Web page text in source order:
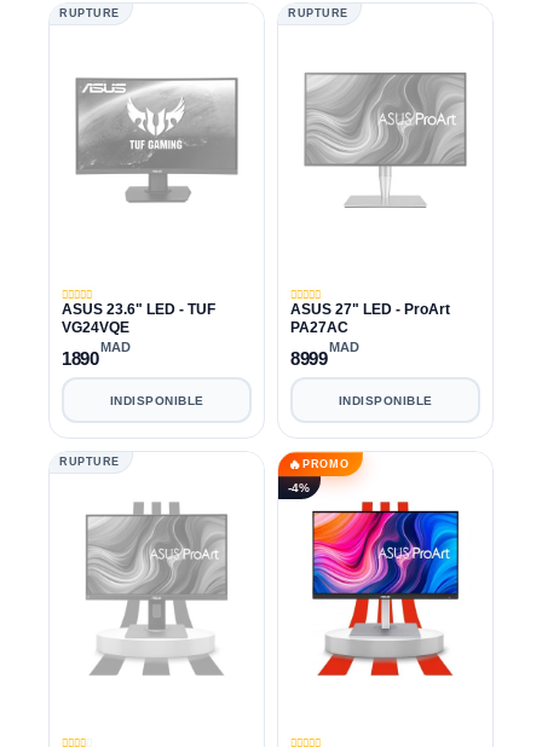
RUPTURE
ASUS 23.6" LED - TUF
VG24VQE
1890
MAD
INDISPONIBLE
RUPTURE
ASUS 27" LED - ProArt
PA27AC
8999
MAD
INDISPONIBLE
RUPTURE 🔥 PROMO
-4%